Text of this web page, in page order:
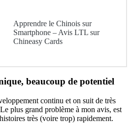
Apprendre le Chinois sur
Smartphone – Avis LTL sur
Chineasy Cards
beaucoup de potentiel
continu et on suit de très
plus grand problème à mon avis, est
très (voire trop) rapidement.